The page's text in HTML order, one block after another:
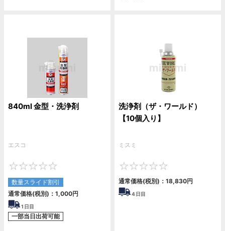
840ml 金型・洗浄剤
エスコ
数量スライド割引
通常価格(税別)： 1,000円
1 日目
一部当日出荷可能
洗浄剤（ザ・ワールド）
【10個入り】
ミスミ
通常価格(税別)： 18,830円
4日目